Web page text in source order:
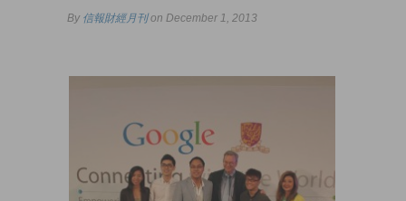
By 信報財經月刊on December 1, 2013